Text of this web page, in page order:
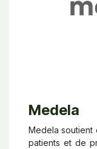
Medela
Medela soutient
patients et de